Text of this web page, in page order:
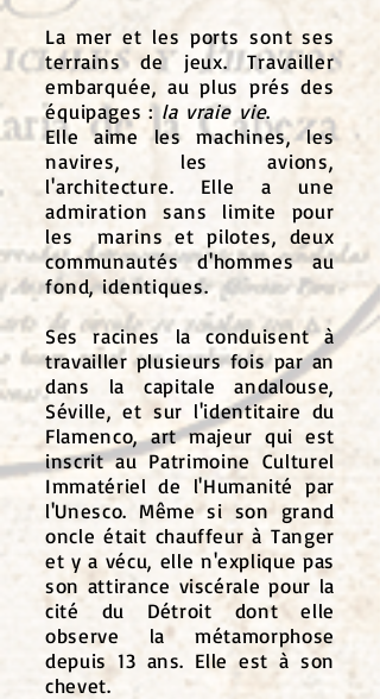
La mer et les ports sont ses
terrains de jeux. Travailler
embarquée, au plus prés des
équipages :la vraie vie.
Elle aime les machines, les
navires, les avions,
l'architecture. Elle a une
admiration sans limite pour
les marins et pilotes, deux
communautés d'hommes au
fond, identiques.
Ses racines la conduisent à
travailler plusieurs fois par an
dans la capitale andalouse,
Séville, et sur l'identitaire du
Flamenco, art majeur qui est
inscrit au Patrimoine Culturel
Immatériel de l'Humanité par
l'Unesco. Même si son grand
oncle était chauffeur à Tanger
et y a vécu, elle n'explique pas
son attirance viscérale pour la
cité du Détroit dont elle
observe la métamorphose
depuis 13 ans. Elle est à son
chevet.